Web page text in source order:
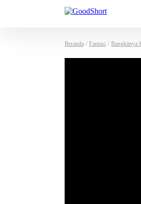
Beranda / Fantasi / Bangkitnya